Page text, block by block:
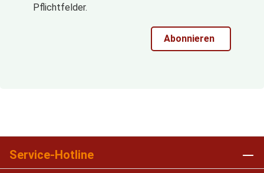
Pflichtfelder.
Abonnieren
Service-Hotline